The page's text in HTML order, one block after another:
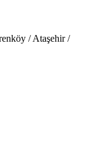
/ Ataşehir /